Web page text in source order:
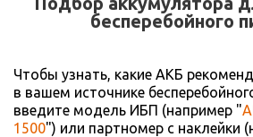
беcперебойного
Чтобы узнать, какие АКБ
в вашем источнике
введите модель ИБП (например "
1500") или партномер с наклейки